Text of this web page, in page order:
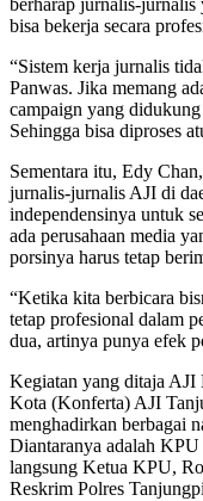
berharap jurnalis-
bisa bekerja secara
“Sistem kerja jurnalis
Panwas. Jika memang
campaign yang
Sehingga bisa diproses
Sementara itu, Edy
jurnalis-jurnalis AJI di
independensinya untuk
ada perusahaan media
porsinya harus tetap
“Ketika kita berbicara
tetap profesional dalam
dua, artinya punya efek
Kegiatan yang ditaja AJI
Kota (Konferta) AJI
menghadirkan berbagai
Diantaranya adalah
langsung Ketua KPU,
Reskrim Polres